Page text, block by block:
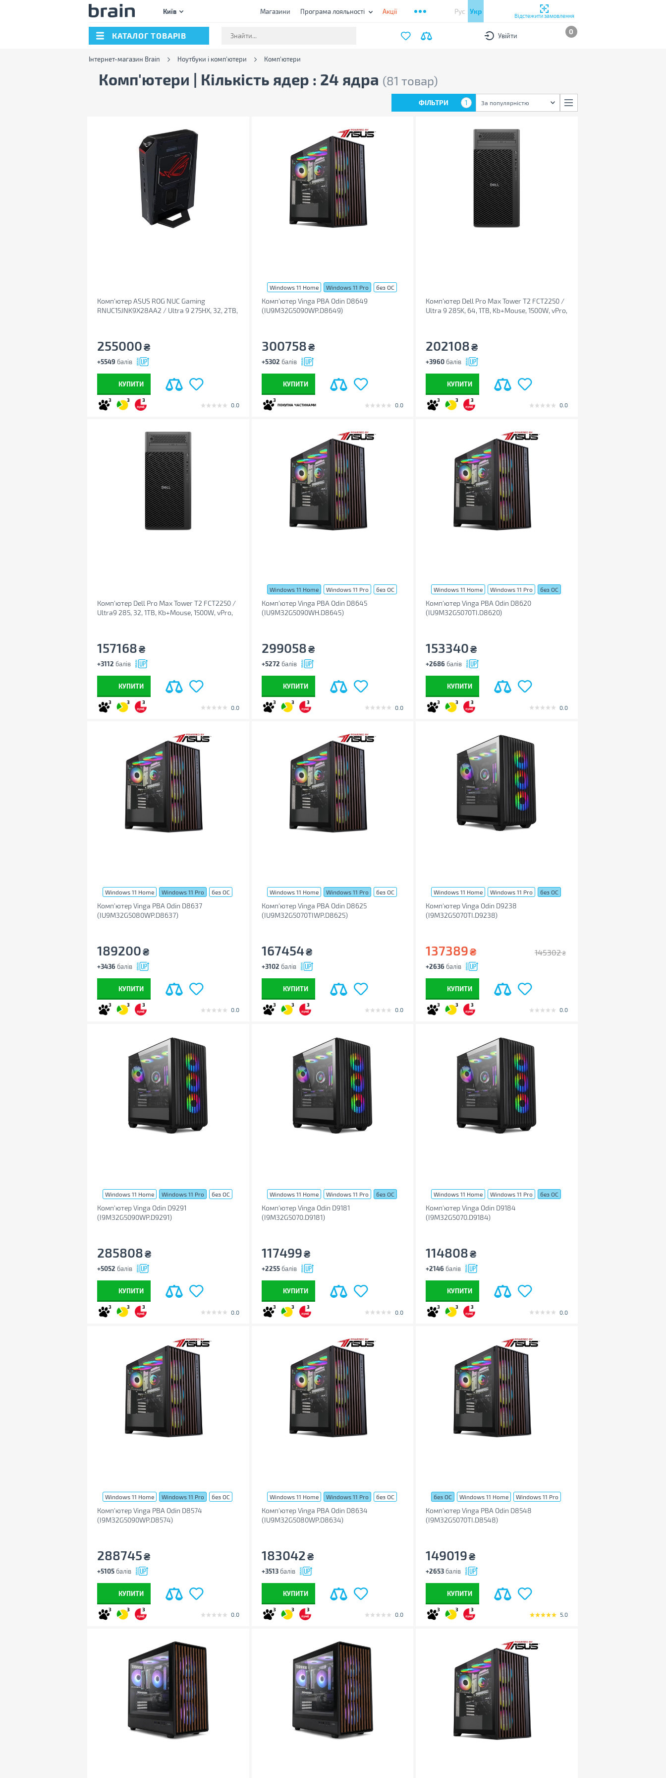
Київ Магазини Програма лояльності Акції Рус Укр
Відстежити замовлення
КАТАЛОГ ТОВАРІВ Увійти 0
Інтернет-магазин Brain Ноутбуки і комп'ютери Комп'ютери
Комп'ютери | Кількість ядер : 24 ядра (81 товар)
ФІЛЬТРИ 1 За популярністю
Комп'ютер ASUS ROG NUC Gaming
RNUC15JNK9X28AA2 / Ultra 9 275HX, 32, 2TB,
255000₴
+5549 балів
КУПИТИ
3 3 3
0.0
Windows 11 Home Windows 11 Pro без ОС
Комп'ютер Vinga PBA Odin D8649
(IU9M32G5090WP.D8649)
300758₴
+5302 балів
КУПИТИ
3
ПОКУПКА ЧАСТИНАМИ 0.0
Комп'ютер Dell Pro Max Tower T2 FCT2250 /
Ultra 9 285K, 64, 1TB, Kb+Mouse, 1500W, vPro,
202108₴
+3960 балів
КУПИТИ
3 3 3
0.0
Комп'ютер Dell Pro Max Tower T2 FCT2250 /
Ultra9 285, 32, 1TB, Kb+Mouse, 1500W, vPro,
157168₴
+3112 балів
КУПИТИ
3 3 3
0.0
Windows 11 Home Windows 11 Pro без ОС
Комп'ютер Vinga PBA Odin D8645
(IU9M32G5090WH.D8645)
299058₴
+5272 балів
КУПИТИ
3 3 3
0.0
Windows 11 Home Windows 11 Pro без ОС
Комп'ютер Vinga PBA Odin D8620
(IU9M32G5070TI.D8620)
153340₴
+2686 балів
КУПИТИ
3 3 3
0.0
Windows 11 Home Windows 11 Pro без ОС
Комп'ютер Vinga PBA Odin D8637
(IU9M32G5080WP.D8637)
189200₴
+3436 балів
КУПИТИ
3 3 3
0.0
Windows 11 Home Windows 11 Pro без ОС
Комп'ютер Vinga PBA Odin D8625
(IU9M32G5070TIWP.D8625)
167454₴
+3102 балів
КУПИТИ
3 3 3
0.0
Windows 11 Home Windows 11 Pro без ОС
Комп'ютер Vinga Odin D9238
(I9M32G5070TI.D9238)
137389₴ 145302 ₴
+2636 балів
КУПИТИ
3 3 3
0.0
Windows 11 Home Windows 11 Pro без ОС
Комп'ютер Vinga Odin D9291
(I9M32G5090WP.D9291)
285808₴
+5052 балів
КУПИТИ
3 3 3
0.0
Windows 11 Home Windows 11 Pro без ОС
Комп'ютер Vinga Odin D9181
(I9M32G5070.D9181)
117499₴
+2255балів
КУПИТИ
3 3 3
0.0
Windows 11 Home Windows 11 Pro без ОС
Комп'ютер Vinga Odin D9184
(I9M32G5070.D9184)
114808₴
+2146 балів
КУПИТИ
3 3 3
0.0
Windows 11 Home Windows 11 Pro без ОС
Комп'ютер Vinga PBA Odin D8574
(I9M32G5090WP.D8574)
288745₴
+5105 балів
КУПИТИ
3 3 3
0.0
Windows 11 Home Windows 11 Pro без ОС
Комп'ютер Vinga PBA Odin D8634
(IU9M32G5080WP.D8634)
183042₴
+3513балів
КУПИТИ
3 3 3
0.0
без ОС Windows 11 Home Windows 11 Pro
Комп'ютер Vinga PBA Odin D8548
(I9M32G5070TI.D8548)
149019₴
+2653 балів
КУПИТИ
3 3 3
5.0